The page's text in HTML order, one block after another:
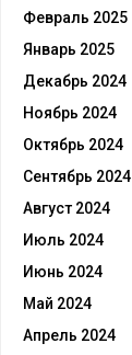
Февраль 2025
Январь 2025
Декабрь 2024
Ноябрь 2024
Октябрь 2024
Сентябрь 2024
Август 2024
Июль 2024
Июнь 2024
Май 2024
Апрель 2024